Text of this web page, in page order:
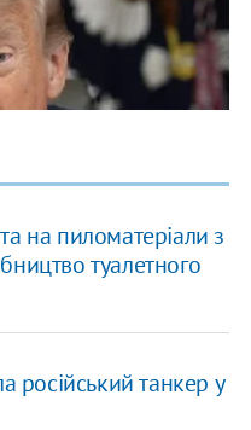
на пиломатеріали з
туалетного
російський танкер у